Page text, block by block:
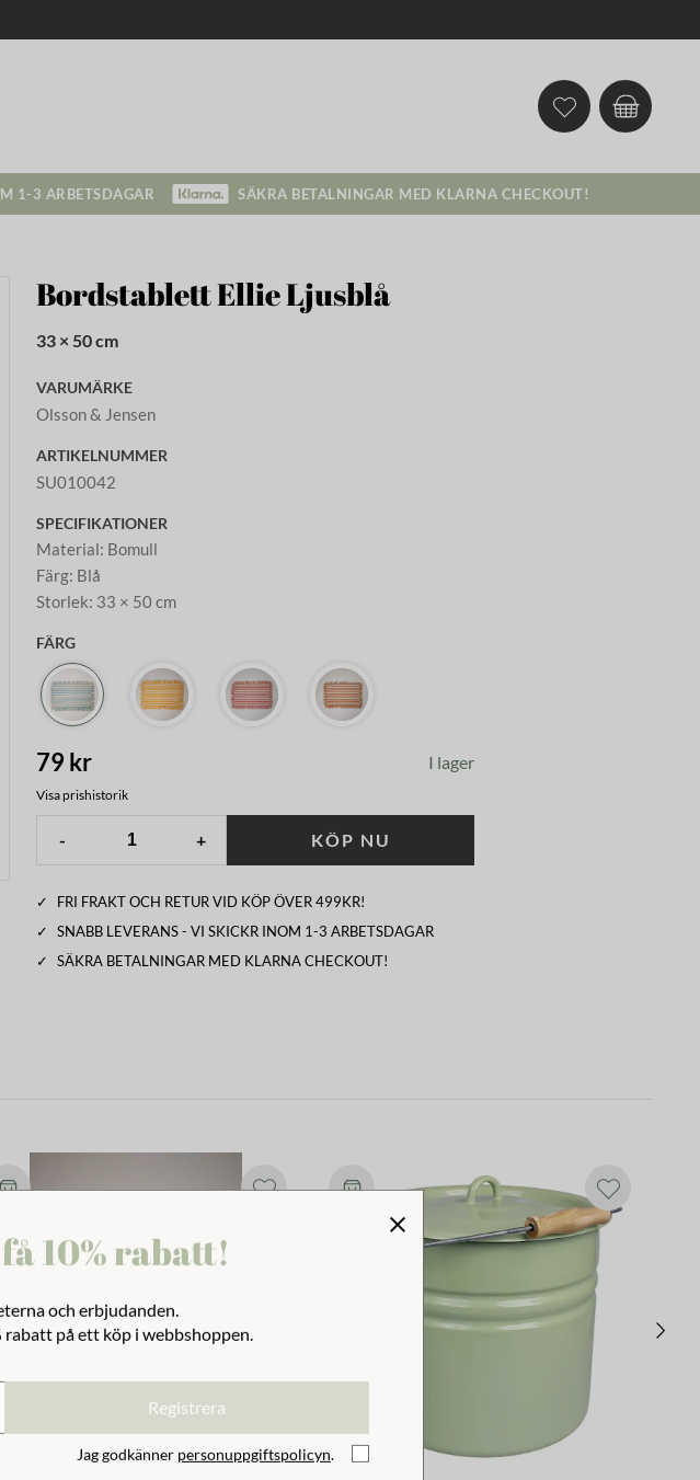
1-3 ARBETSDAGAR SÄKRA BETALNINGAR MED KLARNA CHECKOUT!
Bordstablett Ellie Ljusblå
33 × 50 cm
VARUMÄRKE
Olsson & Jensen
ARTIKELNUMMER
SU010042
SPECIFIKATIONER
Material: Bomull
Färg: Blå
Storlek: 33 × 50 cm
FÄRG
79 kr I lager
Visa prishistorik
- + KÖP NU
✓
FRI FRAKT OCH RETUR VID KÖP ÖVER 499KR!
✓
SNABB LEVERANS - VI SKICKR INOM 1-3 ARBETSDAGAR
✓
SÄKRA BETALNINGAR MED KLARNA CHECKOUT!
10% rabatt!
och erbjudanden.
på ett köp i webbshoppen.
Registrera
Jag godkänner personuppgiftspolicyn.